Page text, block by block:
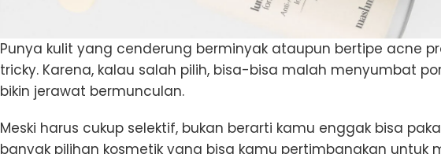
Punya kulit yang cenderung berminyak ataupun bertipe acne
tricky. Karena, kalau salah pilih, bisa-bisa malah menyumbat
bikin jerawat bermunculan.
Meski harus cukup selektif, bukan berarti kamu enggak bisa
banyak pilihan kosmetik yang bisa kamu pertimbangkan